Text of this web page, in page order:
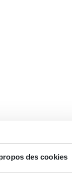
des cookies